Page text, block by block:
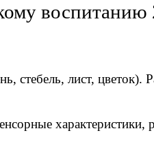
воспитанию
стебель, лист,